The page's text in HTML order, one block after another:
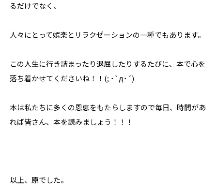
るだけでなく、
人々にとって娯楽とリラクゼーションの一種でもあります。
この人生に行き詰まったり退屈したりするたびに、本で心を
落ち着かせてくださいね！！(; ･`д･´)
本は私たちに多くの恩恵をもたらしますので毎日、時間があ
れば皆さん、本を読みましょう！！！
以上、原でした。